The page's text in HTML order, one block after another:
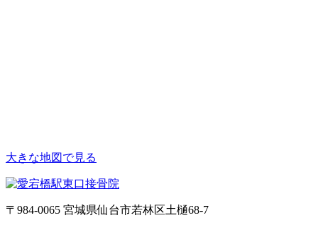
大きな地図で見る
〒984-0065 宮城県仙台市若林区土樋68-7